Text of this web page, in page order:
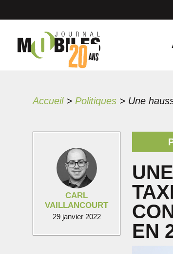
Accueil> Politiques >
CARL
VAILLANCOURT
29 janvier 2022
EN